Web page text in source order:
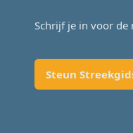
Schrijf je in voor de
Steun